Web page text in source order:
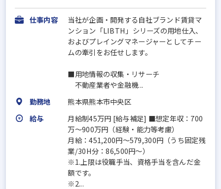
仕事内容
当社が企画・開発する自社ブランド賃貸マ
ンション「LIBTH」シリーズの用地仕入、
およびプレイングマネージャーとしてチー
ムの牽引をお任せします。
■用地情報の収集・リサーチ
不動産業者や金融機...
勤務地
熊本県熊本市中央区
給与
月給制45万円 [給与補足] ■想定年収：700
万～900万円（経験・能力等考慮）
月給：451,200円～579,300円（うち固定残
業/30H分：86,500円～）
※1.上限は役職手当、資格手当を含んだ金
額です。
※2...